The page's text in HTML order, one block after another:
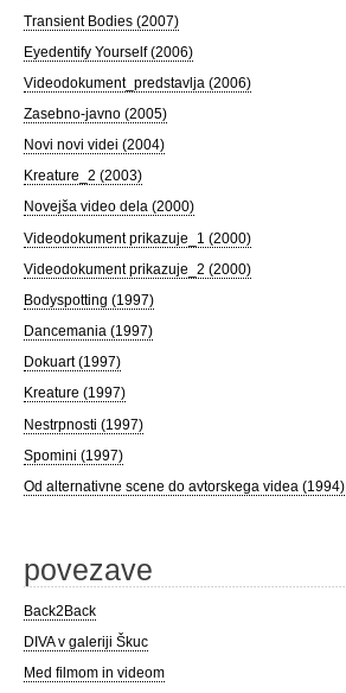
Transient Bodies (2007)
Eyedentify Yourself (2006)
Videodokument_predstavlja (2006)
Zasebno-javno (2005)
Novi novi videi (2004)
Kreature_2 (2003)
Novejša video dela (2000)
Videodokument prikazuje_1 (2000)
Videodokument prikazuje_2 (2000)
Bodyspotting (1997)
Dancemania (1997)
Dokuart (1997)
Kreature (1997)
Nestrpnosti (1997)
Spomini (1997)
Od alternativne scene do avtorskega videa (1994)
povezave
Back2Back
DIVA v galeriji Škuc
Med filmom in videom